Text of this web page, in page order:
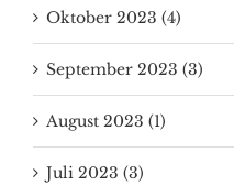
Oktober 2023 (4)
September 2023 (3)
August 2023 (1)
Juli 2023 (3)